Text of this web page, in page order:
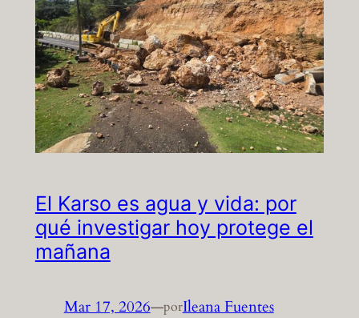
El Karso es agua y vida: por
qué investigar hoy protege el
mañana
Mar 17, 2026—porIleana Fuentes